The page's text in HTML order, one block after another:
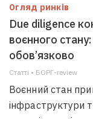
Огляд ринків
Due diligence
воєнного
обов’язково
Статті • БОРГ-review
Воєнний стан
інфраструктури